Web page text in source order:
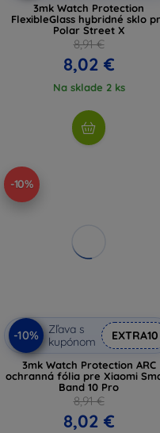
3mk Watch Protection
FlexibleGlass hybridné sklo
Polar Street X
8,91 €
8,02 €
Na sklade 2 ks
-10%
-10%
Zľava s
kupónom
EXTRA10
3mk Watch Protection ARC
ochranná fólia pre Xiaomi
Band 10 Pro
8,91 €
8,02 €